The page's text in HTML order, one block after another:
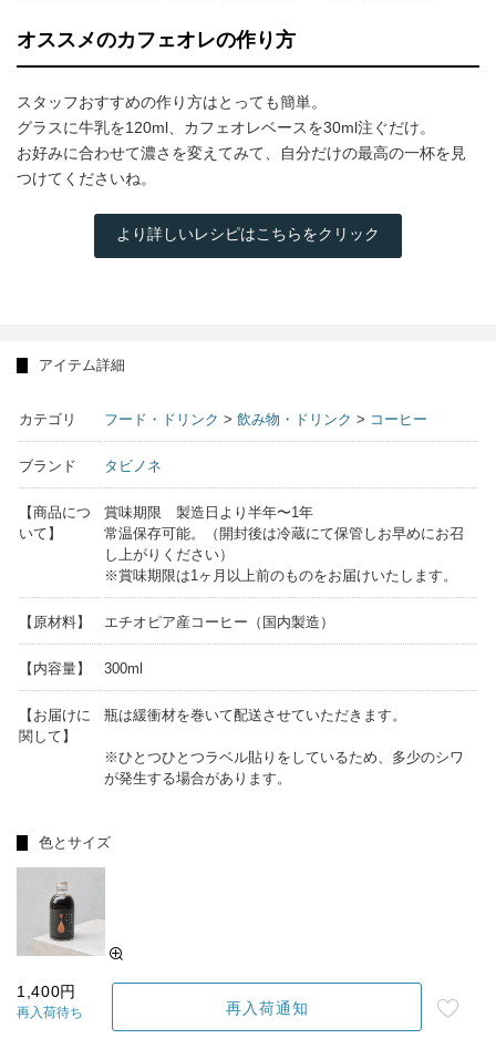
オススメのカフェオレの作り方
スタッフおすすめの作り方はとっても簡単。
グラスに牛乳を120ml、カフェオレベースを30ml注ぐだけ。
お好みに合わせて濃さを変えてみて、自分だけの最高の一杯を見
つけてくださいね。
より詳しいレシピはこちらをクリック
アイテム詳細
カテゴリ フード・ドリンク > 飲み物・ドリンク > コーヒー
ブランド タビノネ
【商品につ
いて】
賞味期限 製造日より半年〜1年
常温保存可能。（開封後は冷蔵にて保管しお早めにお召
し上がりください）
※賞味期限は1ヶ月以上前のものをお届けいたします。
【原材料】 エチオピア産コーヒー（国内製造）
【内容量】 300ml
【お届けに
関して】
瓶は緩衝材を巻いて配送させていただきます。
※ひとつひとつラベル貼りをしているため、多少のシワ
が発生する場合があります。
色とサイズ
1,400円
再入荷待ち 再入荷通知